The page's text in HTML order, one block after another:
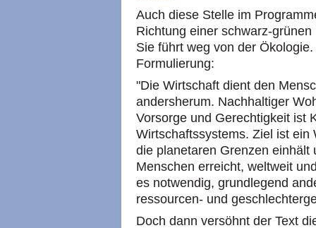
Auch diese Stelle im
Richtung einer schwarz-
Sie führt weg von der
Formulierung:
"Die Wirtschaft dient den
andersherum. Nachhaltiger
Vorsorge und Gerechtigkeit ist
Wirtschaftssystems. Ziel ist
die planetaren Grenzen
Menschen erreicht, weltweit
es notwendig, grundlegend
ressourcen- und
Doch dann versöhnt der Text